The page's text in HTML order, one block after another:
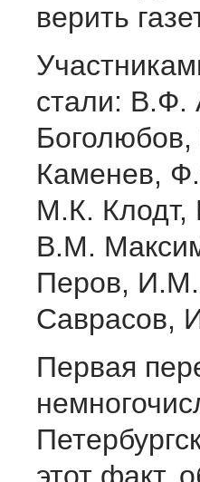
верить
стали:
Каменев,
М.К. Клодт,
В.М.
Перов,
Саврасов,
Первая